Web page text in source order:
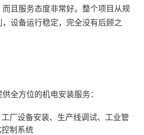
且服务态度非常好。整个项目从规
设备运行稳定，完全没有后顾之
全方位的机电安装服务：
工厂设备安装、生产线调试、工业管
制系统